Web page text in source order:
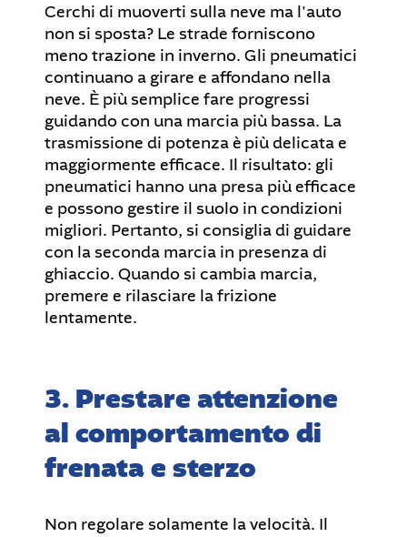
Cerchi di muoverti sulla neve ma l'auto
non si sposta? Le strade forniscono
meno trazione in inverno. Gli pneumatici
continuano a girare e affondano nella
neve. È più semplice fare progressi
guidando con una marcia più bassa. La
trasmissione di potenza è più delicata e
maggiormente efficace. Il risultato: gli
pneumatici hanno una presa più efficace
e possono gestire il suolo in condizioni
migliori. Pertanto, si consiglia di guidare
con la seconda marcia in presenza di
ghiaccio. Quando si cambia marcia,
premere e rilasciare la frizione
lentamente.
3. Prestare attenzione
al comportamento di
frenata e sterzo
Non regolare solamente la velocità. Il